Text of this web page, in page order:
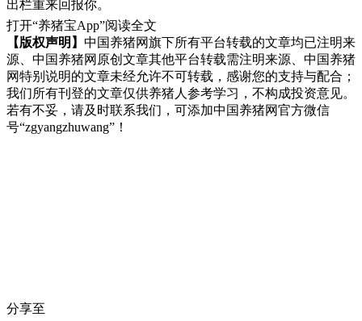
出栏重来回报你。
打开“养猪宝App”阅读全文
【版权声明】 中国养猪网旗下所有平台转载的文章均已注明来
源、中国养猪网原创文章其他平台转载需注明来源、中国养猪
网特别说明的文章未经允许不可转载，感谢您的支持与配合；
我们所有刊登的文章仅供养猪人参考学习，不构成投资意见。
若有不妥，请及时联系我们，可添加中国养猪网官方微信
号“zgyangzhuwang”！
分享至